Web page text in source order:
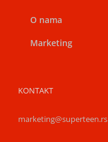
O nama
Marketing
KONTAKT
marketing@superteen.rs